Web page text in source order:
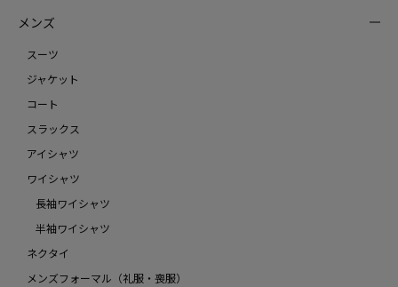
メンズ
スーツ
ジャケット
コート
スラックス
アイシャツ
ワイシャツ
長袖ワイシャツ
半袖ワイシャツ
ネクタイ
メンズフォーマル（礼服・喪服）